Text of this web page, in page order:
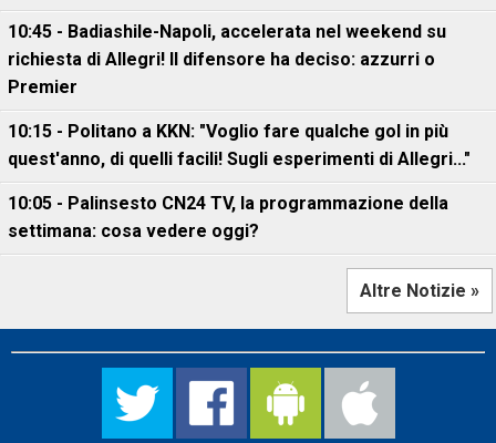
10:45 - Badiashile-Napoli, accelerata nel weekend su
richiesta di Allegri! Il difensore ha deciso: azzurri o
Premier
10:15 - Politano a KKN: "Voglio fare qualche gol in più
quest'anno, di quelli facili! Sugli esperimenti di Allegri..."
10:05 - Palinsesto CN24 TV, la programmazione della
settimana: cosa vedere oggi?
Altre Notizie »